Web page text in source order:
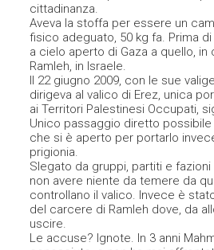
cittadinanza.
Aveva la stoffa per essere un
fisico adeguato, 50 kg fa. Prima
a cielo aperto di Gaza a quello,
Ramleh, in Israele.
Il 22 giugno 2009, con le sue
dirigeva al valico di Erez, unica
ai Territori Palestinesi Occupati,
Unico passaggio diretto
che si è aperto per portarlo
prigionia.
Slegato da gruppi, partiti e
non avere niente da temere da
controllano il valico. Invece è
del carcere di Ramleh dove, da
uscire.
Le accuse? Ignote. In 3 anni